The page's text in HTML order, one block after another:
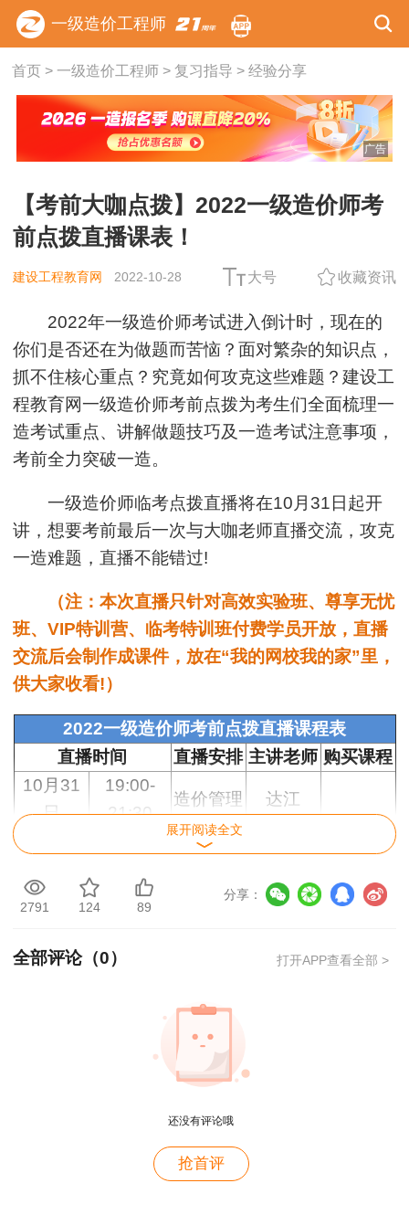
一级造价工程师
首页> 一级造价工程师> 复习指导 > 经验分享
广告
【考前大咖点拨】2022一级造价师考
前点拨直播课表！
建设工程教育网 2022-10-28 大号 收藏资讯
2022年一级造价师考试进入倒计时，现在的
你们是否还在为做题而苦恼？面对繁杂的知识点，
抓不住核心重点？究竟如何攻克这些难题？建设工
程教育网一级造价师考前点拨为考生们全面梳理一
造考试重点、讲解做题技巧及一造考试注意事项，
考前全力突破一造。
一级造价师临考点拨直播将在10月31日起开
讲，想要考前最后一次与大咖老师直播交流，攻克
一造难题，直播不能错过!
（注：本次直播只针对高效实验班、尊享无忧
班、VIP特训营、临考特训班付费学员开放，直播
交流后会制作成课件，放在“我的网校我的家”里，
供大家收看!）
2022一级造价师考前点拨直播课程表
直播时间
直播安排 主讲老师 购买课程
10月31
日
19:00-
21:30
造价管理 达江
11月1日 工程计价 李娜
11月2日
19:00-
李想
11月3日
19:00-
李毅佳
安装计量
19:00-
水利计量
土建案例
19:00-
展开阅读全文
2791 124 89
分享：
全部评论（0） 打开APP查看全部 >
还没有评论哦
抢首评